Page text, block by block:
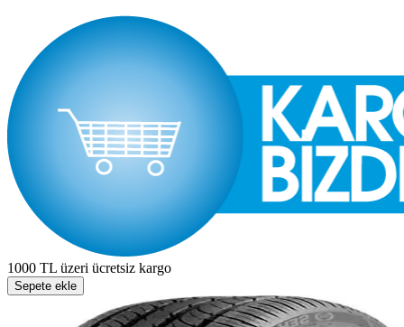
1000 TL üzeri ücretsiz kargo
Sepete ekle